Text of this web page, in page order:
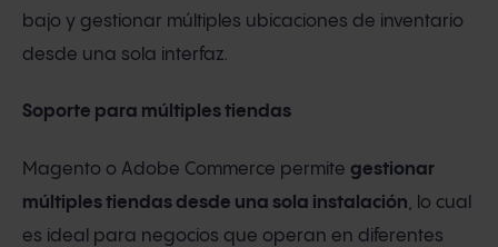
bajo y gestionar múltiples ubicaciones de inventario
desde una sola interfaz.
Soporte para múltiples tiendas
Magento o Adobe Commerce permite gestionar
múltiples tiendas desde una sola instalación, lo cual
es ideal para negocios que operan en diferentes